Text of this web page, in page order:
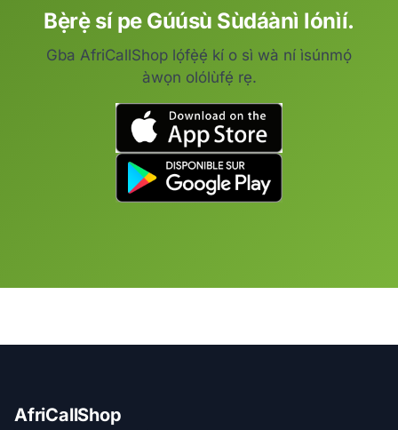
Bẹ̀rẹ̀ sí pe Gúúsù Sùdáànì lónìí.
Gba AfriCallShop lọ́fẹ̀ẹ́ kí o sì wà ní ìsúnmọ́
àwọn olólùfẹ́ rẹ.
AfriCallShop